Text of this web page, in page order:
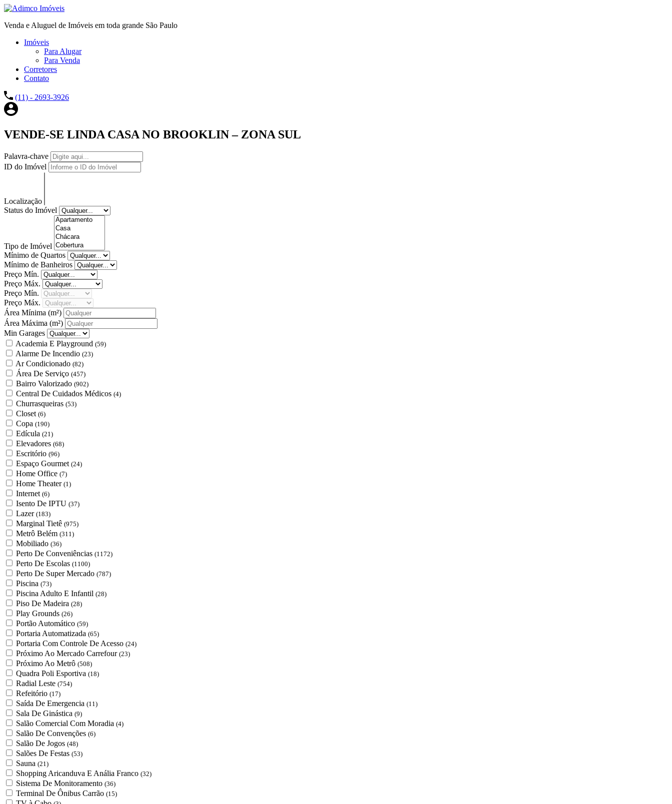
Venda e Aluguel de Imóveis em toda grande São Paulo
Imóveis
Para Alugar
Para Venda
Corretores
Contato
(11) - 2693-3926
VENDE-SE LINDA CASA NO BROOKLIN – ZONA SUL
Palavra-chave
ID do Imóvel
Localização
Status do Imóvel
Tipo de Imóvel
Mínimo de Quartos
Mínimo de Banheiros
Preço Mín.
Preço Máx.
Preço Mín.
Preço Máx.
Área Mínima (m²)
Área Máxima (m²)
Min Garages
Academia E Playground (59)
Alarme De Incendio (23)
Ar Condicionado (82)
Área De Serviço (457)
Bairro Valorizado (902)
Central De Cuidados Médicos (4)
Churrasqueiras (53)
Closet (6)
Copa (190)
Edícula (21)
Elevadores (68)
Escritório (96)
Espaço Gourmet (24)
Home Office (7)
Home Theater (1)
Internet (6)
Isento De IPTU (37)
Lazer (183)
Marginal Tietê (975)
Metrô Belém (311)
Mobiliado (36)
Perto De Conveniências (1172)
Perto De Escolas (1100)
Perto De Super Mercado (787)
Piscina (73)
Piscina Adulto E Infantil (28)
Piso De Madeira (28)
Play Grounds (26)
Portão Automático (59)
Portaria Automatizada (65)
Portaria Com Controle De Acesso (24)
Próximo Ao Mercado Carrefour (23)
Próximo Ao Metrô (508)
Quadra Poli Esportiva (18)
Radial Leste (754)
Refeitório (17)
Saída De Emergencia (11)
Sala De Ginástica (9)
Salão Comercial Com Moradia (4)
Salão De Convenções (6)
Salão De Jogos (48)
Salões De Festas (53)
Sauna (21)
Shopping Aricanduva E Anália Franco (32)
Sistema De Monitoramento (36)
Terminal De Ônibus Carrão (15)